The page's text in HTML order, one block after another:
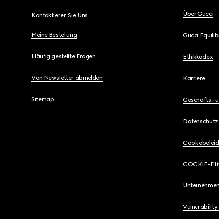
Kontaktieren Sie Uns
Meine Bestellung
Häufig gestellte Fragen
Von Newsletter abmelden
Sitemap
Über Gucci
Gucci
Ethikkodex
Karriere
Geschäfts-
Datenschutz
Cookiebeleid
COOKIE-
Vulnerability